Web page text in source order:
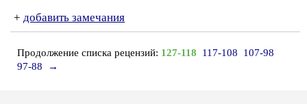
+ добавить замечания
Продолжение списка рецензий: 127-118 117-108
107-98
97-88
→